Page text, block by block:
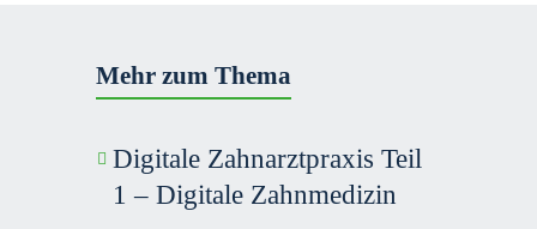
Mehr zum Thema
Digitale Zahnarzt­praxis Teil
1 – Digitale Zahnmedizin